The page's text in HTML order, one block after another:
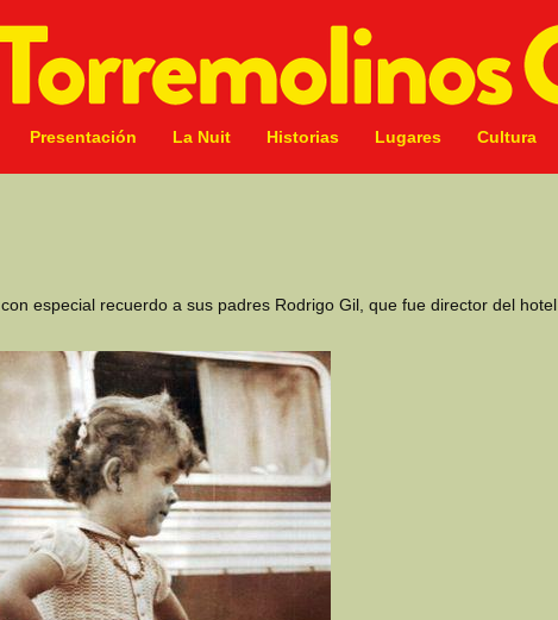
Presentación La Nuit Historias Lugares Cultura
, con especial recuerdo a sus padres Rodrigo Gil, que fue director del hotel